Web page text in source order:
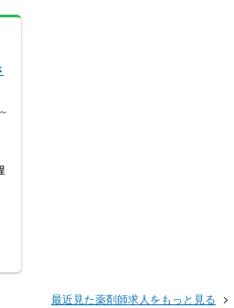
最近見た薬剤師求人をもっと見る